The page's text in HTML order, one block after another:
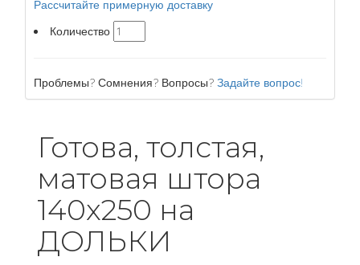
Рассчитайте примерную доставку
Количество
Проблемы? Сомнения? Вопросы? Задайте вопрос!
Готова, толстая,
матовая штора
140x250 на
ДОЛЬКИ